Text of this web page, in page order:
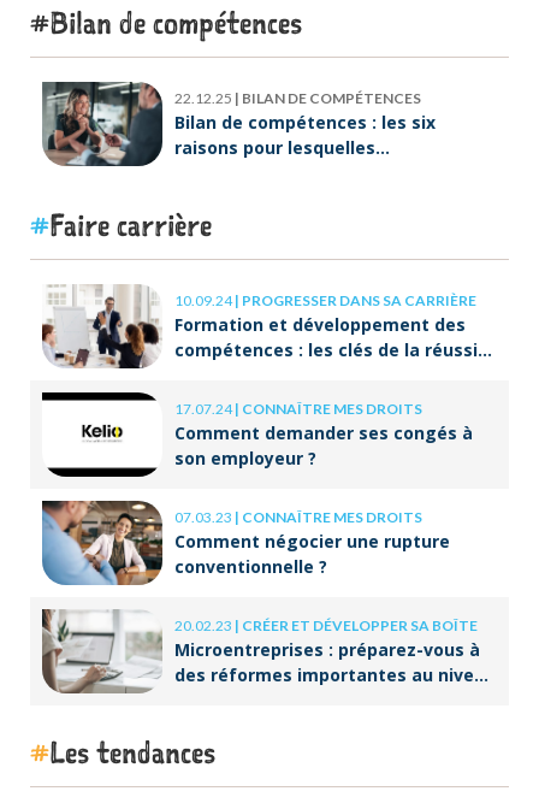
Bilan de compétences
22.12.25 | BILAN DE COMPÉTENCES
Bilan de compétences : les six
raisons pour lesquelles
Faire carrière
10.09.24| PROGRESSER DANS SA CARRIÈRE
Formation et développement des
compétences : les clés de la réussite
17.07.24| CONNAÎTRE MES DROITS
Comment demander ses congés à
son employeur ?
07.03.23 | CONNAÎTRE MES DROITS
Comment négocier une rupture
conventionnelle ?
20.02.23 | CRÉER ET DÉVELOPPER SA BOÎTE
Microentreprises : préparez-vous à
des réformes importantes au niveau
Les tendances